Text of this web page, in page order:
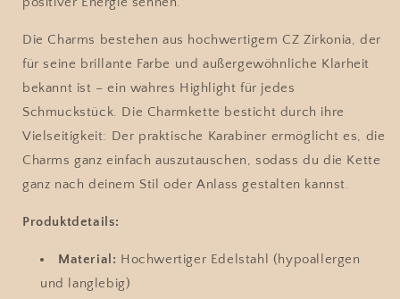
Die Charms bestehen aus hochwertigem CZ Zirkonia, der
für seine brillante Farbe und außergewöhnliche Klarheit
bekannt ist – ein wahres Highlight für jedes
Schmuckstück. Die Charmkette besticht durch ihre
Vielseitigkeit: Der praktische Karabiner ermöglicht es, die
Charms ganz einfach auszutauschen, sodass du die Kette
ganz nach deinem Stil oder Anlass gestalten kannst.
Produktdetails:
Material: Hochwertiger Edelstahl (hypoallergen
und langlebig)